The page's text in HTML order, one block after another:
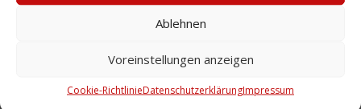
Ablehnen
Voreinstellungen anzeigen
Cookie-RichtlinieDatenschutzerklärungImpressum
Zeitliche Einordnung: 1954
Ort: Schwarzer Bär